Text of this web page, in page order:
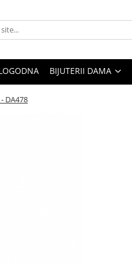
BIJUTERII DAMA
DA478